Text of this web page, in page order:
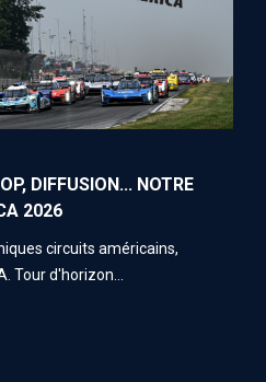
DIFFUSION... NOTRE
2026
circuits américains,
Tour d'horizon...